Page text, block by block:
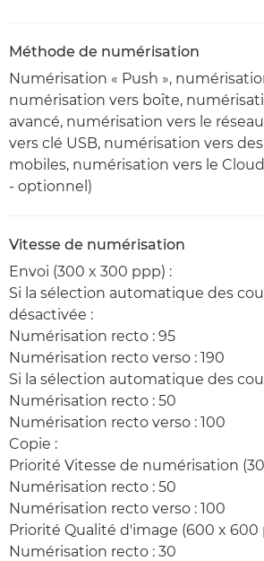
Méthode de numérisation
Numérisation « Push »,
numérisation vers boîte,
avancé, numérisation vers le
vers clé USB, numérisation vers
mobiles, numérisation vers le
- optionnel)
Vitesse de numérisation
Envoi (300 x 300 ppp) :
Si la sélection automatique des
désactivée :
Numérisation recto : 95
Numérisation recto verso : 190
Si la sélection automatique des
Numérisation recto : 50
Numérisation recto verso : 100
Copie :
Priorité Vitesse de numérisation
Numérisation recto : 50
Numérisation recto verso : 100
Priorité Qualité d'image (600 x 600
Numérisation recto : 30